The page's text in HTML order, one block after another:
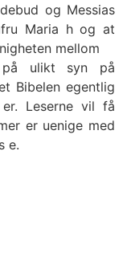
og Messias
Maria h og at
mellom
på ulikt syn på
Bibelen egentlig
Leserne vil få
er uenige med
e.